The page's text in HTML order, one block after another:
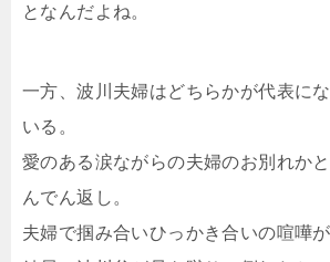
となんだよね。
一方、波川夫婦はどちらかが代表に
いる。
愛のある涙ながらの夫婦のお別れか
んでん返し。
夫婦で掴み合いひっかき合いの喧嘩が